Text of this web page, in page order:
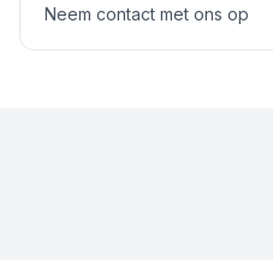
Neem contact met ons op